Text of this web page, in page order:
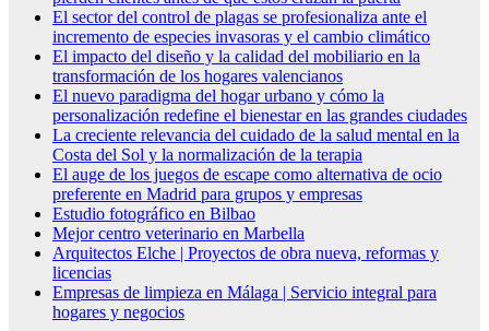
El sector del control de plagas se profesionaliza ante el
incremento de especies invasoras y el cambio climático
El impacto del diseño y la calidad del mobiliario en la
transformación de los hogares valencianos
El nuevo paradigma del hogar urbano y cómo la
personalización redefine el bienestar en las grandes ciudades
La creciente relevancia del cuidado de la salud mental en la
Costa del Sol y la normalización de la terapia
El auge de los juegos de escape como alternativa de ocio
preferente en Madrid para grupos y empresas
Estudio fotográfico en Bilbao
Mejor centro veterinario en Marbella
Arquitectos Elche | Proyectos de obra nueva, reformas y
licencias
Empresas de limpieza en Málaga | Servicio integral para
hogares y negocios